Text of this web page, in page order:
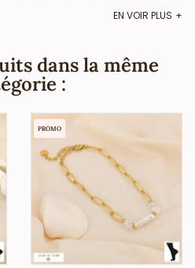
pas de nickel, plomb ni
EN VOIR PLUS
dans la même
:
PROMO